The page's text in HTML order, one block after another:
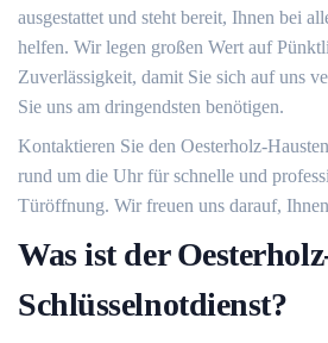
ausgestattet und steht bereit, Ihnen bei
helfen.​ Wir legen großen Wert auf
Zuverlässigkeit, damit Sie sich auf uns
Sie uns am dringendsten benötigen.​
Kontaktieren Sie den Oesterholz-
rund um die Uhr für schnelle und
Türöffnung. Wir freuen uns darauf,
Was ist der
Schlüsselnotdienst?